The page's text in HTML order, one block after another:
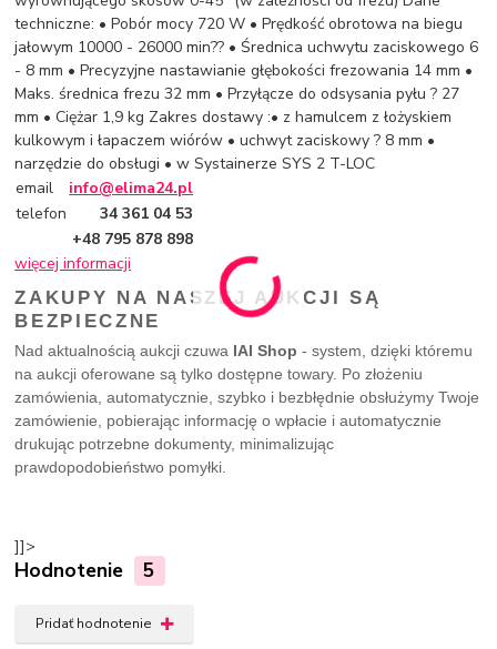
techniczne: • Pobór mocy 720 W • Prędkość obrotowa na biegu
jałowym 10000 - 26000 min?? • Średnica uchwytu zaciskowego 6
- 8 mm • Precyzyjne nastawianie głębokości frezowania 14 mm •
Maks. średnica frezu 32 mm • Przyłącze do odsysania pyłu ? 27
mm • Ciężar 1,9 kg Zakres dostawy :• z hamulcem z łożyskiem
kulkowym i łapaczem wiórów • uchwyt zaciskowy ? 8 mm •
narzędzie do obsługi • w Systainerze SYS 2 T-LOC
email
info@elima24.pl
telefon
34 361 04 53
+48 795 878 898
więcej informacji
ZAKUPY NA NASZEJ AUKCJI SĄ
BEZPIECZNE
Nad aktualnością aukcji czuwa IAI Shop - system, dzięki któremu
na aukcji oferowane są tylko dostępne towary. Po złożeniu
zamówienia, automatycznie, szybko i bezbłędnie obsłużymy Twoje
zamówienie, pobierając informację o wpłacie i automatycznie
drukując potrzebne dokumenty, minimalizując
prawdopodobieństwo pomyłki.
]]>
Hodnotenie 5
Pridať hodnotenie